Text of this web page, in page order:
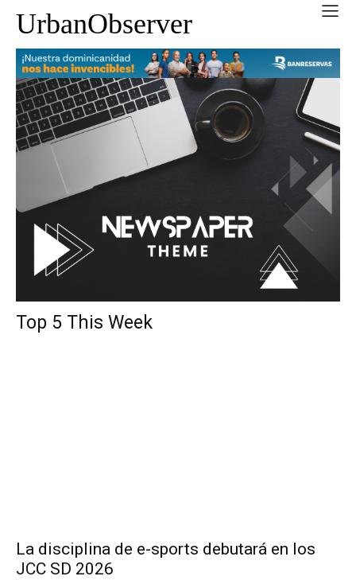
UrbanObserver
Top 5 This Week
La disciplina de e-sports debutará en los
JCC SD 2026